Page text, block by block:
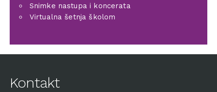
Snimke nastupa i koncerata
Virtualna šetnja školom
Kontakt